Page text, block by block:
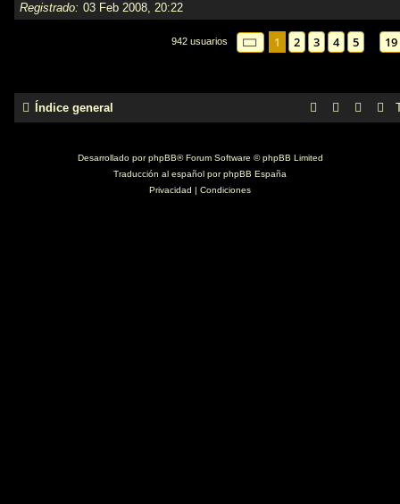
Registrado 03 Feb 2008, 20:22
942 usuarios Página de 19
1 2 3 4 5 19
Índice general
Desarrollado porphpBB® Forum Software © phpBB Limited
Traducción al español porphpBB España
Privacidad | Condiciones